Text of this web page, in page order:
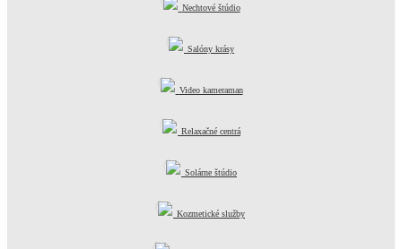
Nechtové štúdio
Salóny krásy
Video kameraman
Relaxačné centrá
Solárne štúdio
Kozmetické služby